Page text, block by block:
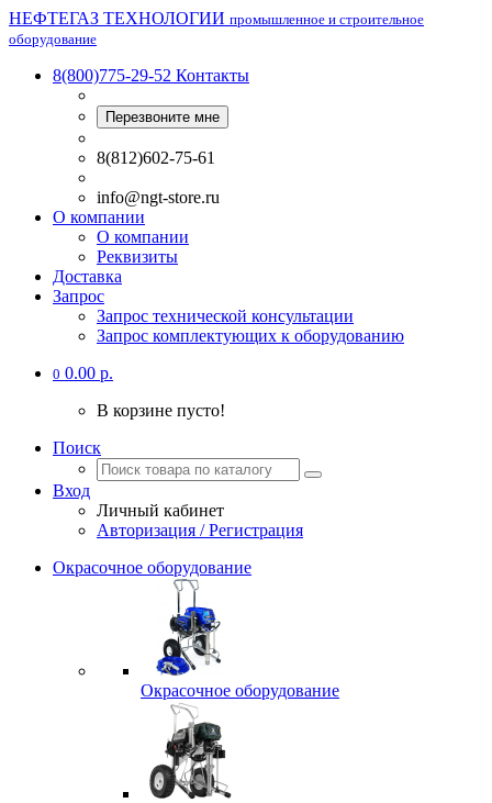
НЕФТЕГАЗ ТЕХНОЛОГИИ промышленное и строительное
оборудование
8(800)775-29-52 Контакты
Перезвоните мне
8(812)602-75-61
info@ngt-store.ru
О компании
О компании
Реквизиты
Доставка
Запрос
Запрос технической консультации
Запрос комплектующих к оборудованию
0 0.00 р.
В корзине пусто!
Поиск
Вход
Личный кабинет
Авторизация / Регистрация
Окрасочное оборудование
Окрасочное оборудование